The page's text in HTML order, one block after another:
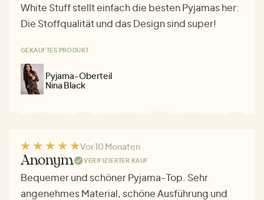
White Stuff stellt einfach die besten Pyjamas her:
Die Stoffqualität und das Design sind super!
GEKAUFTES PRODUKT
Pyjama-Oberteil
Nina Black
Vor 10 Monaten
Anonym VERIFIZIERTER KAUF
Bequemer und schöner Pyjama-Top. Sehr
angenehmes Material, schöne Ausführung und